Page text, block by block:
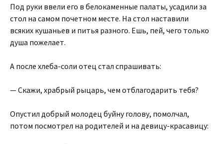
Под руки ввели его в белокаменные палаты, усадили за
стол на самом почетном месте. На стол наставили
всяких кушаньев и питья разного. Ешь, пей, чего только
душа пожелает.
А после хлеба-соли отец стал спрашивать:
— Скажи, храбрый рыцарь, чем отблагодарить тебя?
Опустил добрый молодец буйну голову, помолчал,
потом посмотрел на родителей и на девицу-красавицу: